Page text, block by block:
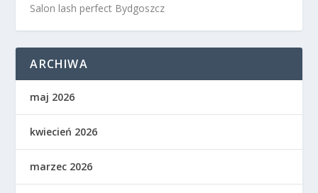
Salon lash perfect Bydgoszcz
ARCHIWA
maj 2026
kwiecień 2026
marzec 2026